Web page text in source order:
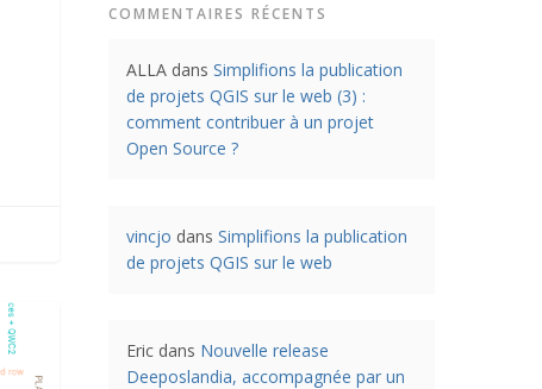
COMMENTAIRES RÉCENTS
ALLA dansSimplifions la publication
de projets QGIS sur le web (3) :
comment contribuer à un projet
Open Source ?
vincjo dansSimplifions la publication
de projets QGIS sur le web
Eric dans Nouvelle release
Deeposlandia, accompagnée par un